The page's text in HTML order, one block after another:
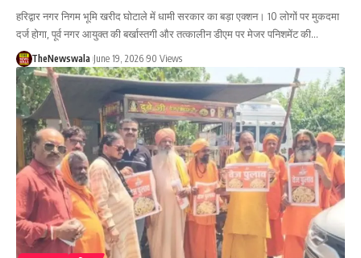
हरिद्वार नगर निगम भूमि खरीद घोटाले में धामी सरकार का बड़ा एक्शन। 10 लोगों पर मुकदमा
दर्ज होगा, पूर्व नगर आयुक्त की बर्खास्तगी और तत्कालीन डीएम पर मेजर पनिशमेंट की…
TheNewswala June 19, 2026 90 Views